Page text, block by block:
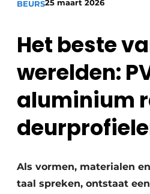
Vacature aanmelden
Video’s
Werben
BEURS25 maart 2026
Het beste
werelden:
aluminium
Als vormen, materialen
taal spreken, ontstaat